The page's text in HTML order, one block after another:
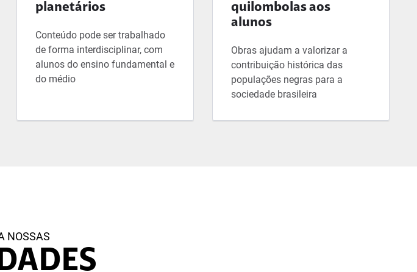
planetários
Conteúdo pode ser trabalhado
de forma interdisciplinar, com
alunos do ensino fundamental e
do médio
quilombolas aos
alunos
Obras ajudam a valorizar a
contribuição histórica das
populações negras para a
sociedade brasileira
NOSSAS